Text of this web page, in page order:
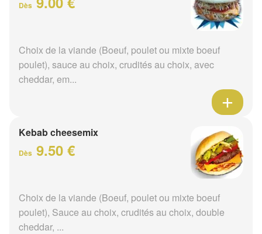
Dès
Choix de la viande (Boeuf, poulet ou mixte boeuf
poulet), sauce au choix, crudités au choix, avec
cheddar, em...
Kebab cheesemix
Dès 9.50 €
Choix de la viande (Boeuf, poulet ou mixte boeuf
poulet), Sauce au choix, crudités au choix, double
cheddar, ...